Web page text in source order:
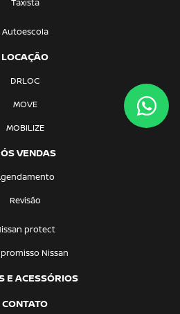
Taxista
Autoescola
LOCAÇÃO
DRLOC
MOVE
MOBILIZE
VENDAS
Revisão
protect
Nissan
E ACESSÓRIOS
CONTATO